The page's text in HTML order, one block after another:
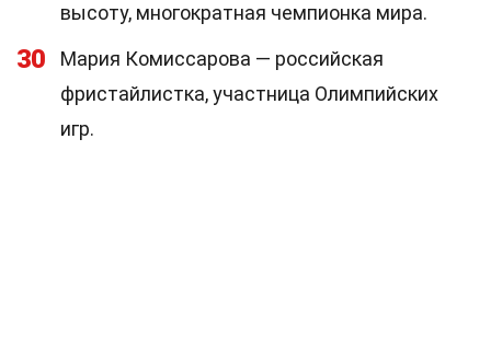
высоту, многократная чемпионка мира.
30
Мария Комиссарова — российская
фристайлистка, участница Олимпийских
игр.